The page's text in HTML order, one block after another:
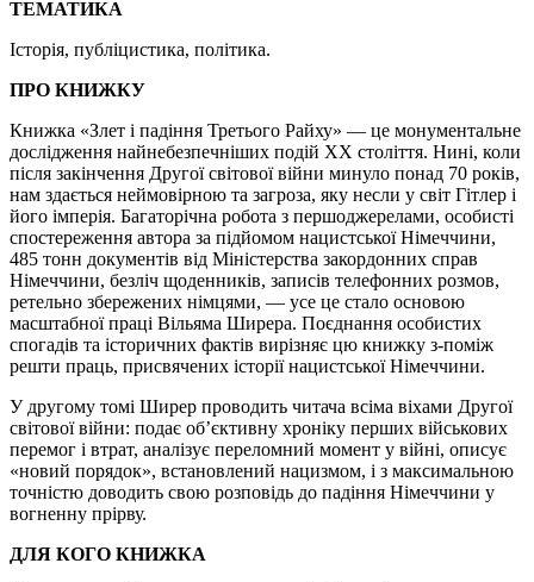
ТЕМАТИКА
Історія, публіцистика, політика.
ПРО КНИЖКУ
Книжка «Злет і падіння Третього Райху» — це монументальне
дослідження найнебезпечніших подій ХХ століття. Нині, коли
після закінчення Другої світової війни минуло понад 70 років,
нам здається неймовірною та загроза, яку несли у світ Гітлер і
його імперія. Багаторічна робота з першоджерелами, особисті
спостереження автора за підйомом нацистської Німеччини,
485 тонн документів від Міністерства закордонних справ
Німеччини, безліч щоденників, записів телефонних розмов,
ретельно збережених німцями, — усе це стало основою
масштабної праці Вільяма Ширера. Поєднання особистих
спогадів та історичних фактів вирізняє цю книжку з-поміж
решти праць, присвячених історії нацистської Німеччини.
У другому томі Ширер проводить читача всіма віхами Другої
світової війни: подає об’єктивну хроніку перших військових
перемог і втрат, аналізує переломний момент у війні, описує
«новий порядок», встановлений нацизмом, і з максимальною
точністю доводить свою розповідь до падіння Німеччини у
вогненну прірву.
ДЛЯ КОГО КНИЖКА